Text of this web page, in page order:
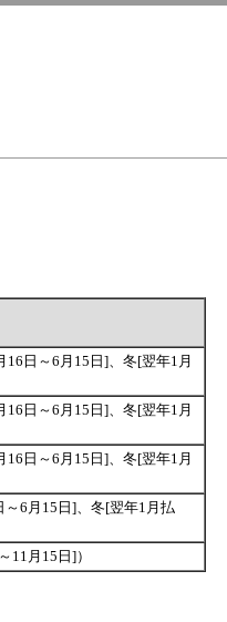
16日～6月15日]、冬[翌年1月
16日～6月15日]、冬[翌年1月
16日～6月15日]、冬[翌年1月
～6月15日]、冬[翌年1月払
11月15日]）